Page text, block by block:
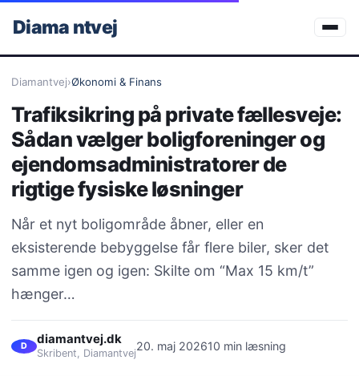
Diama ntvej
Diamantvej›Økonomi & Finans
Trafiksikring på private fællesveje:
Sådan vælger boligforeninger og
ejendomsadministratorer de
rigtige fysiske løsninger
Når et nyt boligområde åbner, eller en
eksisterende bebyggelse får flere biler, sker det
samme igen og igen: Skilte om “Max 15 km/t”
hænger…
D diamantvej.dk
Skribent, Diamantvej
20. maj 202610 min læsning